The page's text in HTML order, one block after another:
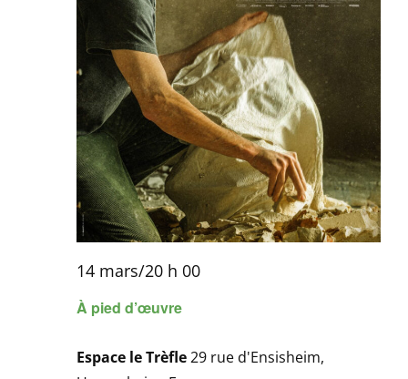
À pied d’œuvre
14 mars/20 h 00
Espace le Trèfle29 rue d'Ensisheim,